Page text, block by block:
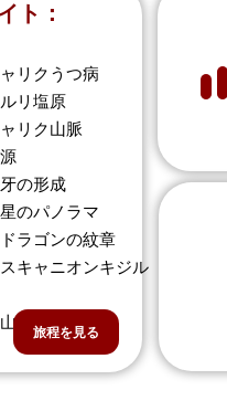
ト：
リクうつ病
リ塩原
リク山脈
の形成
のパノラマ
ラゴンの紋章
キャニオンキジル
旅程を見る